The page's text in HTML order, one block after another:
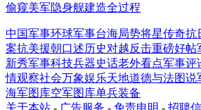
偷窥美军隐身舰建造全过程
中国军事环球军事台海局势将星传奇抗
案抗美援朝口述历史对越反击重磅好帖
新秀军事科技兵器史话老外看点军事评
情观察社会万象娱乐天地道德与法图说
海军图库空军图库单兵装备
关于本站 - 广告服务 - 免责申明 - 招聘